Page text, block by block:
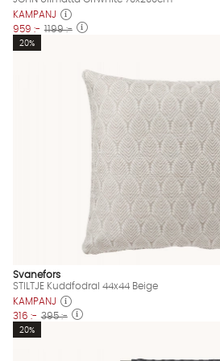
KAMPANJ
959 :- 1199 :-
20%
Svanefors
STILTJE Kuddfodral 44x44 Beige
KAMPANJ
316 :- 395 :-
20%